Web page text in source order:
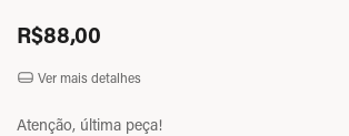
R$88,00
Ver mais detalhes
Atenção, última peça!